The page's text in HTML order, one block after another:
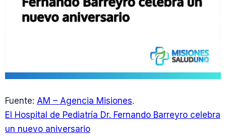
Fuente: AM – Agencia Misiones.
El Hospital de Pediatría Dr. Fernando Barreyro celebra
un nuevo aniversario